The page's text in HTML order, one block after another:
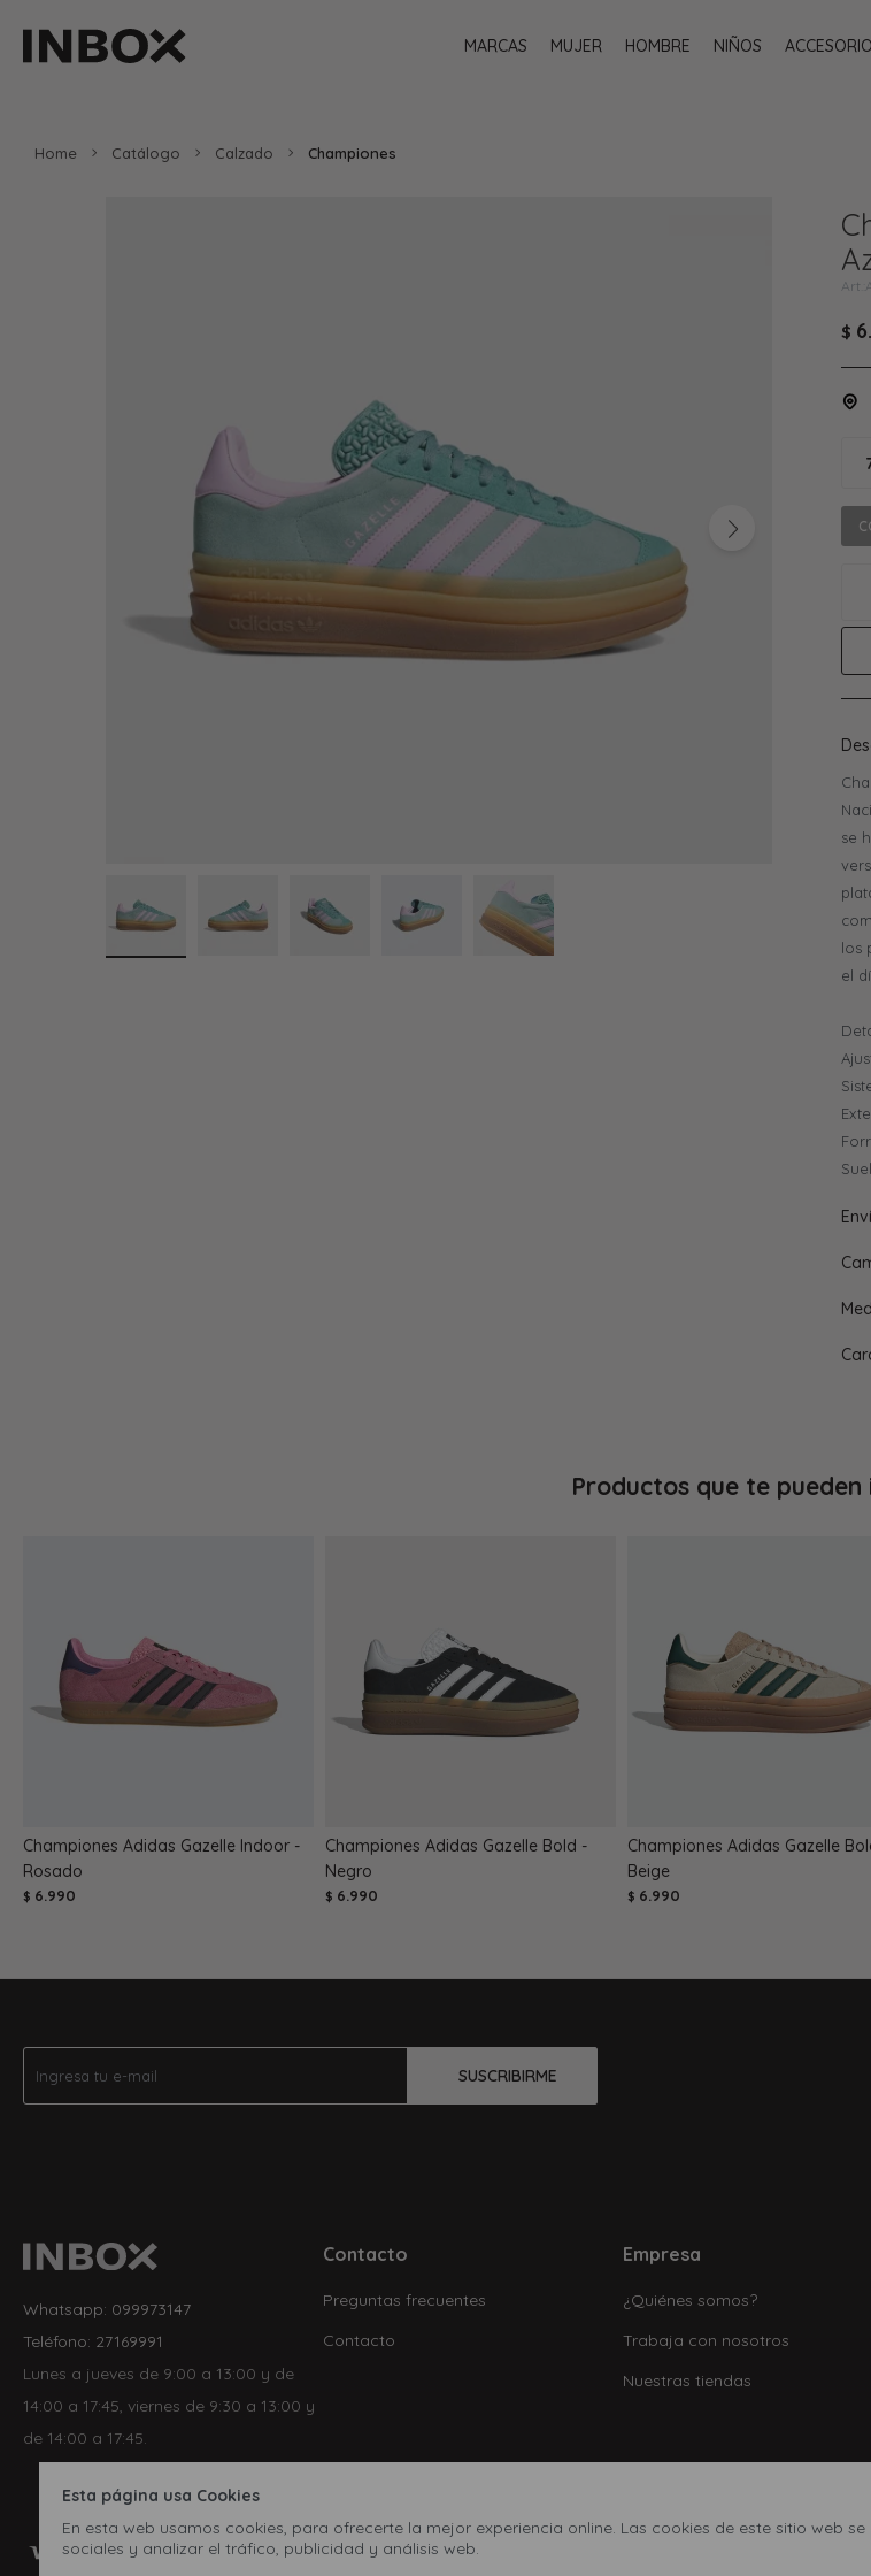
Esta página usa Cookies
En esta web usamos cookies, para ofrecerte la mejor experiencia online. Las cookies de este sitio web
sociales y analizar el tráfico, publicidad y análisis web.
MARCAS MUJER HOMBRE NIÑOS
Home Catálogo Calzado Championes
$
se
los
el
Productos que te
Championes Adidas Gazelle Indoor -
Rosado
$ 6.990
Championes Adidas Gazelle Bold -
Negro
$ 6.990
Championes Adidas Gazelle
Beige
$ 6.990
SUSCRIBIRME
Whatsapp: 099973147
Teléfono: 27169991
Lunes a jueves de 9:00 a 13:00 y de
14:00 a 17:45, viernes de 9:30 a 13:00 y
de 14:00 a 17:45.
Contacto
Preguntas frecuentes
Contacto
Empresa
¿Quiénes somos?
Trabaja con nosotros
Nuestras tiendas